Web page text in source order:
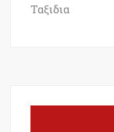
Ταξιδια